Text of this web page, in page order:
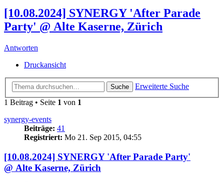
[10.08.2024] SYNERGY 'After Parade
Party' @ Alte Kaserne, Zürich
Antworten
Druckansicht
Suche
Erweiterte Suche
1 Beitrag • Seite 1 von 1
synergy-events
Beiträge: 41
Registriert: Mo 21. Sep 2015, 04:55
[10.08.2024] SYNERGY 'After Parade Party'
@ Alte Kaserne, Zürich